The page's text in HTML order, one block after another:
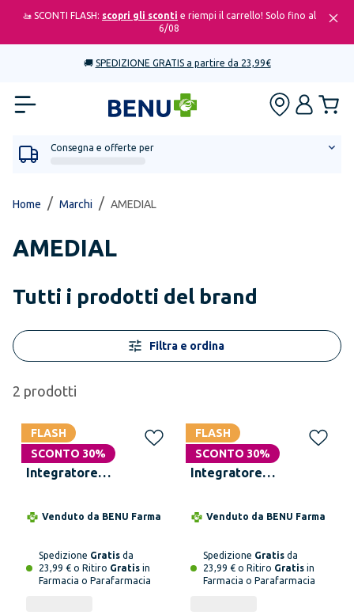
🚤 SCONTI FLASH: scopri gli sconti e riempi il carrello! Solo fino al
6/08
🚚 SPEDIZIONE GRATIS a partire da 23,99€
Consegna e offerte per
Home / Marchi / AMEDIAL
AMEDIAL
Tutti i prodotti del brand
Filtra e ordina
2 prodotti
FLASH
SCONTO 30%
AMEDIAL Plus
Integratore
Venduto da BENU Farma
Spedizione Gratis da
23,99 € o Ritiro Gratis in
Farmacia o Parafarmacia
FLASH
SCONTO 30%
AMEDIAL BF
Integratore
Venduto da BENU Farma
Spedizione Gratis da
23,99 € o Ritiro Gratis in
Farmacia o Parafarmacia